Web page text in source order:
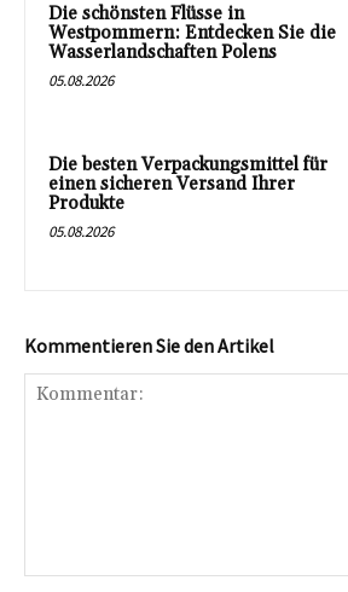
Die schönsten Flüsse in
Westpommern: Entdecken Sie die
Wasserlandschaften Polens
05.08.2026
Die besten Verpackungsmittel für
einen sicheren Versand Ihrer
Produkte
05.08.2026
Kommentieren Sie den Artikel